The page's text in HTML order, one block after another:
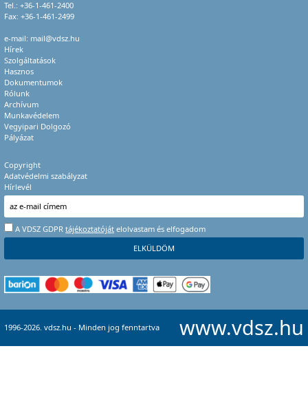
Tel.: +36-1-461-2400
Fax: +36-1-461-2499
e-mail: mail@vdsz.hu
Hírek
Szolgáltatások
Hasznos
Dokumentumok
Rólunk
Archívum
Munkavédelem
Vegyipari Dolgozó
Pályázat
Copyright
Adatvédelmi szabályzat
Hírlevél
A VDSZ GDPR tájékoztatóját elolvastam és elfogadom
1996-2026. vdsz.hu - Minden jog fenntartva www.vdsz.hu